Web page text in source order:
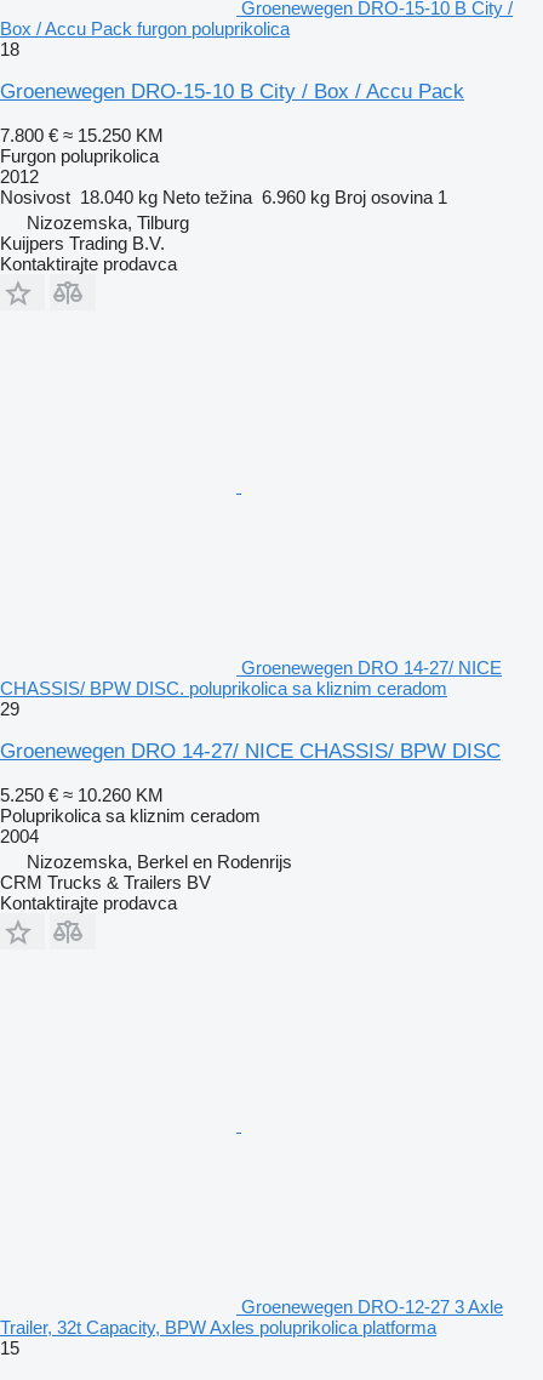
Groenewegen DRO-15-10 B City /
Box / Accu Pack furgon poluprikolica
18
Groenewegen DRO-15-10 B City / Box / Accu Pack
7.800 € ≈ 15.250 KM
Furgon poluprikolica
2012
Nosivost 18.040 kg Neto težina 6.960 kg Broj osovina 1
Nizozemska, Tilburg
Kuijpers Trading B.V.
Kontaktirajte prodavca
Groenewegen DRO 14-27/ NICE
CHASSIS/ BPW DISC. poluprikolica sa kliznim ceradom
29
Groenewegen DRO 14-27/ NICE CHASSIS/ BPW DISC
5.250 € ≈ 10.260 KM
Poluprikolica sa kliznim ceradom
2004
Nizozemska, Berkel en Rodenrijs
CRM Trucks & Trailers BV
Kontaktirajte prodavca
Groenewegen DRO-12-27 3 Axle
Trailer, 32t Capacity, BPW Axles poluprikolica platforma
15